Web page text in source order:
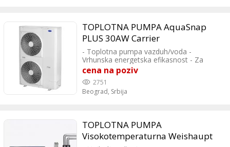
TOPLOTNA PUMPA AquaSnap
PLUS 30AW Carrier
- Toplotna pumpa vazduh/voda -
Vrhunska energetska efikasnost - Za
stambene i poslovne objekte - Pumpa
poslednje generacije Napredna
tehnologija Carrier toplotnih pumpi:
Lemljeni pločasti izmenjivač toplote:
rashladnog sredstva. Dvostruki rotacioni
kompresor: motor za savršeno balansiran
rad. Motor ventilatora:Bez četkica i bez
cena na poziv
2751
Beograd, Srbija
TOPLOTNA PUMPA
Visokotemperaturna Weishaupt